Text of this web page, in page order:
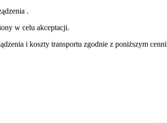
.
w celu akceptacji.
i koszty transportu zgodnie z poniższym